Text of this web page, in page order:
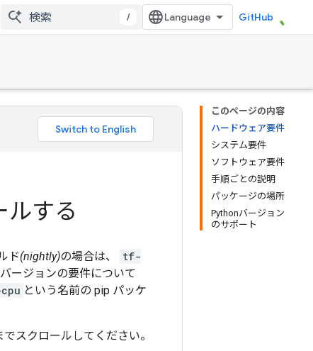
/ GitHub
このページの内容
ハードウェア要件
システム要件
ソフトウェア要件
手順ごとの説明
パッケージの場所
Pythonバージョン
のサポート
ルする
ド(nightly)の場合は、
tf-
ージョンの要件について
という名前の pip パッケ
スクロールしてください。